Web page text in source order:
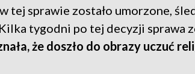
tej sprawie zostało umorzone,
tygodni po tej decyzji sprawa
że doszło do obrazy uczuć